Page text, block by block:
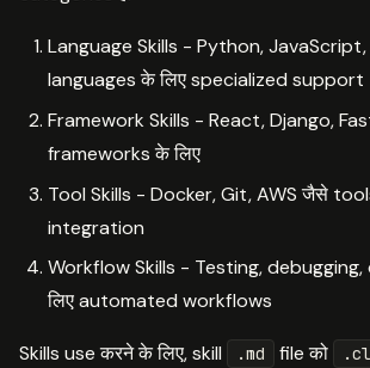
Language Skills - Python,
languages के लिए specialized support
Framework Skills - React, Django,
frameworks के लिए
Tool Skills - Docker, Git, AWS जैसे
integration
Workflow Skills - Testing,
लिए automated workflows
Skills use करने के लिए, skill .md file को